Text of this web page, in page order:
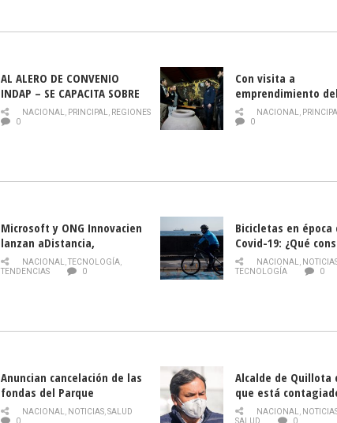
AL ALERO DE CONVENIO
INDAP – SE CAPACITA SOBRE
PLAGA DROSOPHILA SUZUKII
NACIONAL, PRINCIPAL, REGIONES
0
Con visita a
emprendimiento
y llamado al
historia campesina
NACIONAL,
0
Microsoft y ONG Innovacien
lanzan aDistancia,
plataforma con cursos
gratuitos online sobre
NACIONAL,TECNOLOGÍA,
TENDENCIAS
0
Bicicletas en época
Covid-19: ¿Qué
momento de
NACIONAL,
TECNOLOGÍA
0
Anuncian cancelación de las
fondas del Parque
O’Higgins debido al
NACIONAL, NOTICIAS,SALUD
0
Alcalde de Quillota
que está
COVID-19
NACIONAL,
SALUD
0